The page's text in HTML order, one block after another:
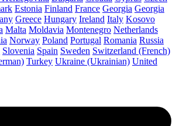
Estonia Finland France Georgia Georgia
Greece Hungary Ireland Italy Kosovo
Malta Moldavia Montenegro Netherlands
Norway Poland Portugal Romania Russia
Slovenia Spain Sweden Switzerland (French)
Turkey Ukraine (Ukrainian) United